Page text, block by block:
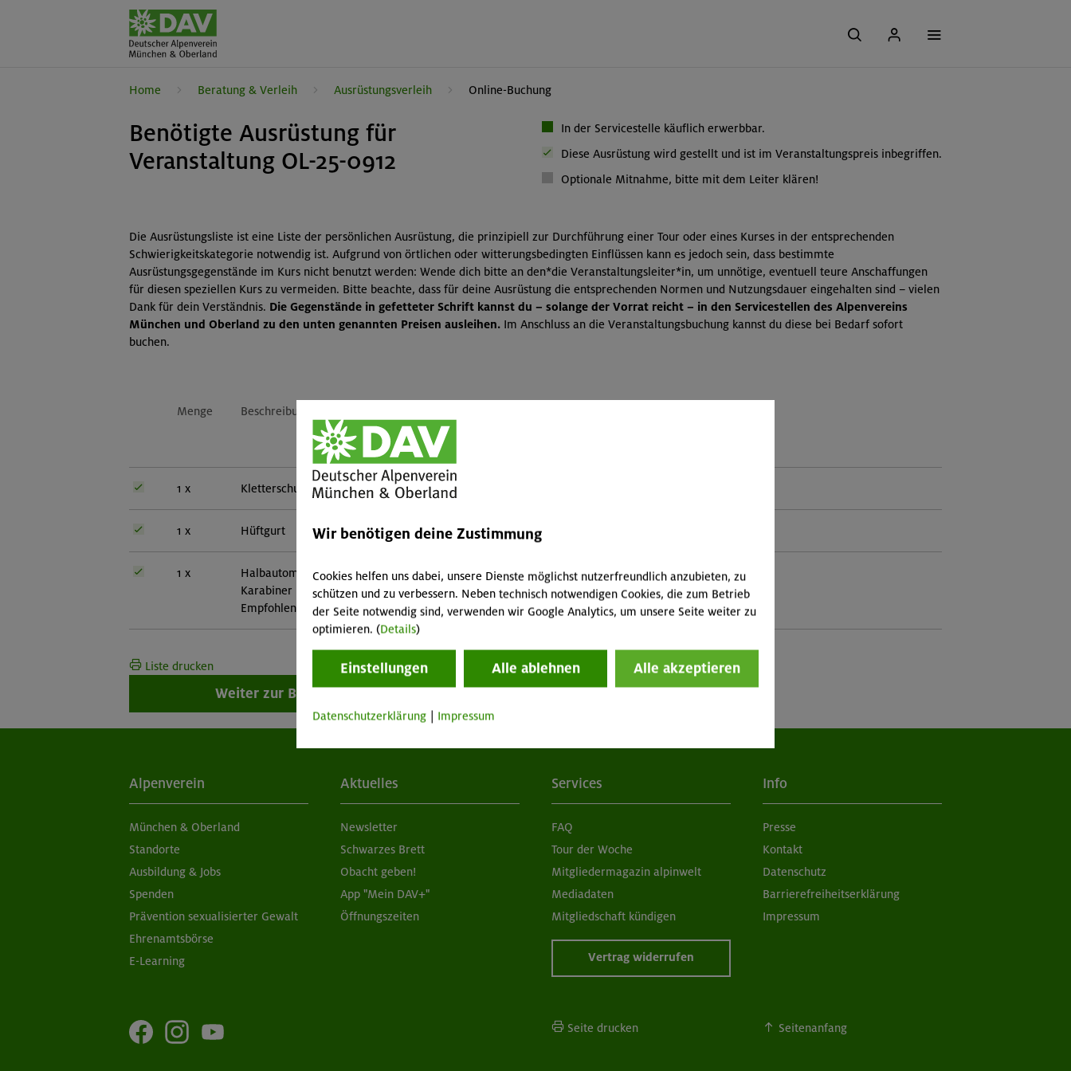
Home Beratung & Verleih Ausrüstungsverleih Online-Buchung
Benötigte Ausrüstung für
Veranstaltung OL-25-0912
In der Servicestelle käuflich erwerbbar.
Diese Ausrüstung wird gestellt und ist im Veranstaltungspreis inbegriffen.
Optionale Mitnahme, bitte mit dem Leiter klären!
Die Ausrüstungsliste ist eine Liste der persönlichen Ausrüstung, die prinzipiell zur Durchführung einer Tour oder eines Kurses in der entsprechenden
Schwierigkeitskategorie notwendig ist. Aufgrund von örtlichen oder witterungsbedingten Einflüssen kann es jedoch sein, dass bestimmte
Ausrüstungsgegenstände im Kurs nicht benutzt werden: Wende dich bitte an den*die Veranstaltungsleiter*in, um unnötige, eventuell teure Anschaffungen
für diesen speziellen Kurs zu vermeiden. Bitte beachte, dass für deine Ausrüstung die entsprechenden Normen und Nutzungsdauer eingehalten sind – vielen
Dank für dein Verständnis. Die Gegenstände in gefetteter Schrift kannst du – solange der Vorrat reicht – in den Servicestellen des Alpenvereins
München und Oberland zu den unten genannten Preisen ausleihen. Im Anschluss an die Veranstaltungsbuchung kannst du diese bei Bedarf sofort
buchen.
Menge Beschreibung
München &
Oberland
1 x Kletterschuhe -
1 x Hüftgurt - -
1 x
Halbautomat mit zugehörigen
Karabiner
Empfohlen: Ergo Belay
- -
Liste drucken
Weiter zur Buchung
Alpenverein
München & Oberland
Standorte
Ausbildung & Jobs
Spenden
Prävention sexualisierter Gewalt
Ehrenamtsbörse
E-Learning
Aktuelles
Newsletter
Schwarzes Brett
Obacht geben!
App "Mein DAV+"
Öffnungszeiten
Services
FAQ
Tour der Woche
Mitgliedermagazin alpinwelt
Mediadaten
Mitgliedschaft kündigen
Vertrag widerrufen
Info
Presse
Kontakt
Datenschutz
Barrierefreiheitserklärung
Impressum
Seite drucken Seitenanfang
Wir benötigen deine Zustimmung
Cookies helfen uns dabei, unsere Dienste möglichst nutzerfreundlich anzubieten, zu
schützen und zu verbessern. Neben technisch notwendigen Cookies, die zum Betrieb
der Seite notwendig sind, verwenden wir Google Analytics, um unsere Seite weiter zu
optimieren. (Details)
Einstellungen Alle ablehnen Alle akzeptieren
Datenschutzerklärung | Impressum